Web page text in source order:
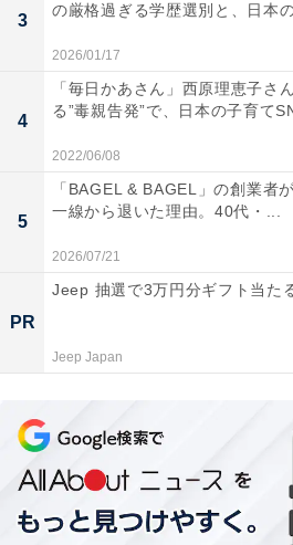
男女別の新成人が欲しい車（
男性は高級輸入車やスポーツカー
3
の厳格過ぎる学歴選別と、日本
2026/01/17
4
「毎日かあさん」西原理恵子さ
る”毒親告発”で、日本の子育て
2022/06/08
5
「BAGEL & BAGEL」の創業者
一線から退いた理由。40代・...
2026/07/21
PR
Jeep 抽選で3万円分ギフト当た
Jeep Japan